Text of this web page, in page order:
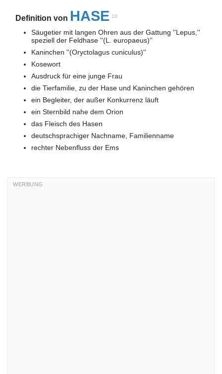
Definition von HASE 10
Säugetier mit langen Ohren aus der Gattung ''Lepus,''
speziell der Feldhase ''(L. europaeus)''
Kaninchen ''(Oryctolagus cuniculus)''
Kosewort
Ausdruck für eine junge Frau
die Tierfamilie, zu der Hase und Kaninchen gehören
ein Begleiter, der außer Konkurrenz läuft
ein Sternbild nahe dem Orion
das Fleisch des Hasen
deutschsprachiger Nachname, Familienname
rechter Nebenfluss der Ems